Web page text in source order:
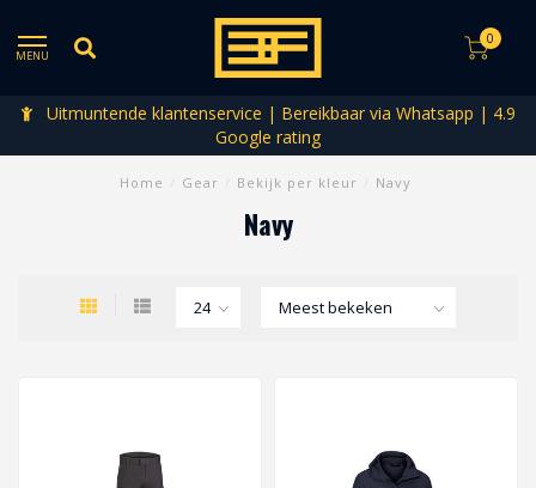
MENU
0
Uitmuntende klantenservice | Bereikbaar via Whatsapp | 4.9
Google rating
Home Gear Bekijk per kleur Navy
Navy